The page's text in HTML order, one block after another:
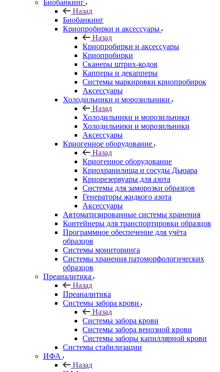
Биобанкинг
Назад
Биобанкинг
Криопробирки и аксессуары
Назад
Криопробирки и аксессуары
Криопробирки
Сканеры штрих-кодов
Капперы и декапперы
Системы маркировки криопробирок
Аксессуары
Холодильники и морозильники
Назад
Холодильники и морозильники
Холодильники и морозильники
Аксессуары
Криогенное оборудование
Назад
Криогенное оборудование
Криохранилища и сосуды Дьюара
Криорезервуары для азота
Системы для заморозки образцов
Генераторы жидкого азота
Аксессуары
Автоматизированные системы хранения
Контейнеры для транспортировки образцов
Программное обеспечение для учёта
образцов
Системы мониторинга
Системы хранения патоморфологических
образцов
Преаналитика
Назад
Преаналитика
Системы забора крови
Назад
Системы забора крови
Системы забора венозной крови
Системы заборы капиллярной крови
Системы стабилизации
ИФА
Назад